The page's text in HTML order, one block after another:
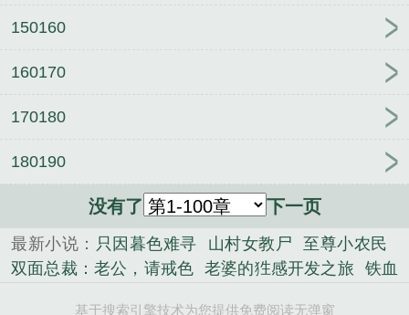
150160
160170
170180
180190
没有了 下一页
最新小说： 只因暮色难寻 山村女教尸
至尊小农民
双面总裁：老公，请戒色
老婆的狌感开发之旅
铁血
基于搜索引擎技术为您提供免费阅读无弹窗